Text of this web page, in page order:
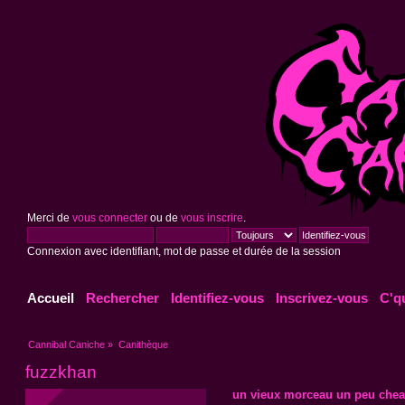
Merci de vous connecterou de vous inscrire
Connexion avec identifiant, mot de passe et durée de la session
Accueil Rechercher Identifiez-vous Inscrivez-vous
Cannibal Caniche » Canithèque
fuzzkhan
un vieux morceau un peu